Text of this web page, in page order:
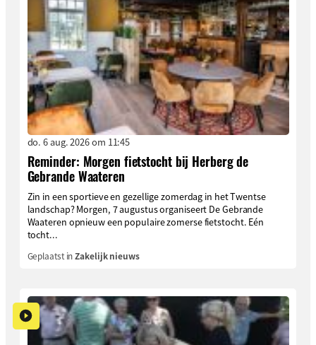
do. 6 aug. 2026 om 11:45
Reminder: Morgen fietstocht bij Herberg de
Gebrande Waateren
Zin in een sportieve en gezellige zomerdag in het Twentse
landschap? Morgen, 7 augustus organiseert De Gebrande
Waateren opnieuw een populaire zomerse fietstocht. Eén
tocht...
Geplaatst inZakelijk nieuws